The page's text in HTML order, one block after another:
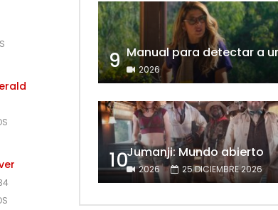
9 2026
10Jumanji: Mundo abierto
2026 25 DICIEMBRE 2026